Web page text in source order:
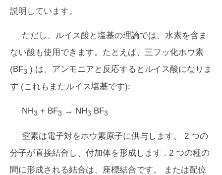
説明しています。
ただし、ルイス酸と塩基の理論では、水素を含ま
ない酸も使用できます。たとえば、三フッ化ホウ素
(BF3 ) は、アンモニアと反応するとルイス酸になりま
す (これもまたルイス塩基です):
NH3 + BF3 → NH3 BF3
窒素は電子対をホウ素原子に供与します。 2 つの
分子が直接結合し、 付加体を形成します . 2 つの種の
間に形成される結合は、 座標結合です。 または配位